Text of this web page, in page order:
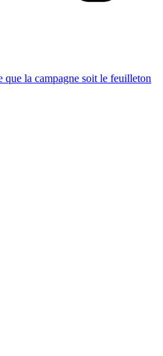
que la campagne soit le feuilleton